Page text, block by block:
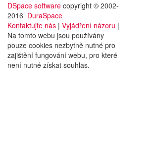
DSpace software copyright © 2002-
2016 DuraSpace
Kontaktujte nás | Vyjádření názoru |
Na tomto webu jsou používány
pouze cookies nezbytně nutné pro
zajištění fungování webu, pro které
není nutné získat souhlas.